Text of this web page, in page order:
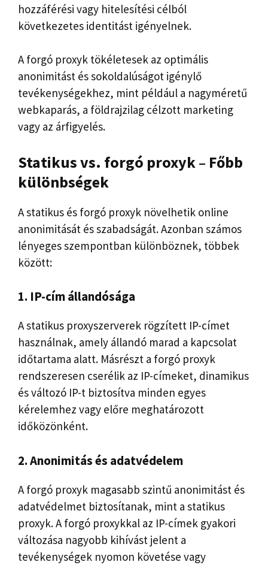
hozzáférési vagy hitelesítési célból
következetes identitást igényelnek.
A forgó proxyk tökéletesek az optimális
anonimitást és sokoldalúságot igénylő
tevékenységekhez, mint például a nagyméretű
webkaparás, a földrajzilag célzott marketing
vagy az árfigyelés.
Statikus vs. forgó proxyk – Főbb
különbségek
A statikus és forgó proxyk növelhetik online
anonimitását és szabadságát. Azonban számos
lényeges szempontban különböznek, többek
között:
1. IP-cím állandósága
A statikus proxyszerverek rögzített IP-címet
használnak, amely állandó marad a kapcsolat
időtartama alatt. Másrészt a forgó proxyk
rendszeresen cserélik az IP-címeket, dinamikus
és változó IP-t biztosítva minden egyes
kérelemhez vagy előre meghatározott
időközönként.
2. Anonimitás és adatvédelem
A forgó proxyk magasabb szintű anonimitást és
adatvédelmet biztosítanak, mint a statikus
proxyk. A forgó proxykkal az IP-címek gyakori
változása nagyobb kihívást jelent a
tevékenységek nyomon követése vagy